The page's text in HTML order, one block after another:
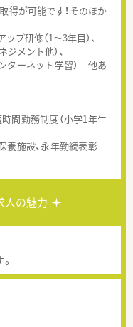
得が可能です！そのほか
プ研修（1～3年目）、
メント他）、
ターネット学習） 他あ
間勤務制度（小学1年生
養施設、永年勤続表彰
人の魅力